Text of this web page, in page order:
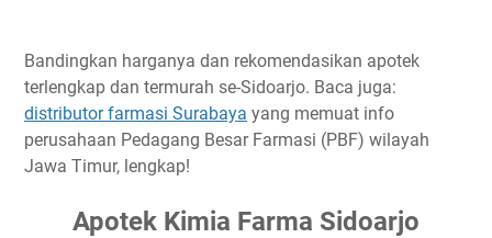
Bandingkan harganya dan rekomendasikan apotek
terlengkap dan termurah se-Sidoarjo. Baca juga:
distributor farmasi Surabaya yang memuat info
perusahaan Pedagang Besar Farmasi (PBF) wilayah
Jawa Timur, lengkap!
Apotek Kimia Farma Sidoarjo